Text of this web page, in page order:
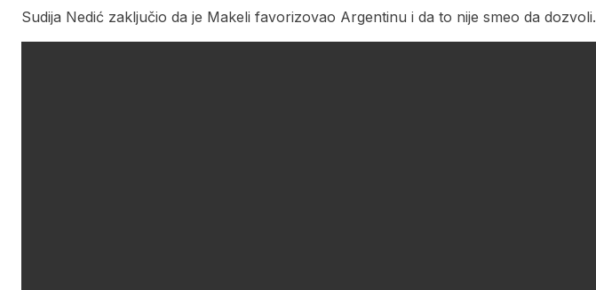
Sudija Nedić zaključio da je Makeli favorizovao Argentinu i da to nije smeo da dozvoli.